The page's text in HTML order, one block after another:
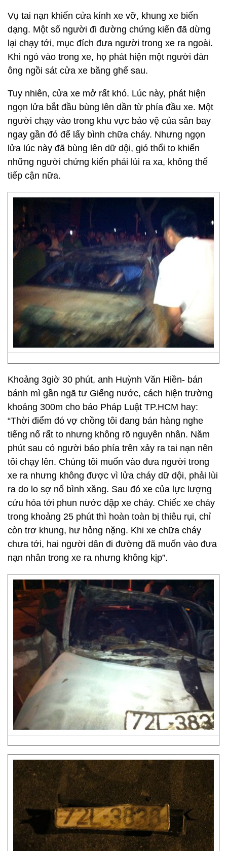
Vụ tai nạn khiến cửa kính xe vỡ, khung xe biến
dạng. Một số người đi đường chứng kiến đã dừng
lại chạy tới, mục đích đưa người trong xe ra ngoài.
Khi ngó vào trong xe, họ phát hiện một người đàn
ông ngồi sát cửa xe băng ghế sau.
Tuy nhiên, cửa xe mở rất khó. Lúc này, phát hiện
ngọn lửa bắt đầu bùng lên dần từ phía đầu xe. Một
người chạy vào trong khu vực bảo vệ của sân bay
ngay gần đó để lấy bình chữa cháy. Nhưng ngọn
lửa lúc này đã bùng lên dữ dội, gió thổi to khiến
những người chứng kiến phải lùi ra xa, không thể
tiếp cận nữa.
Khoảng 3giờ 30 phút, anh Huỳnh Văn Hiền- bán
bánh mì gần ngã tư Giếng nước, cách hiện trường
khoảng 300m cho báo Pháp Luật TP.HCM hay:
“Thời điểm đó vợ chồng tôi đang bán hàng nghe
tiếng nổ rất to nhưng không rõ nguyên nhân. Năm
phút sau có người báo phía trên xảy ra tai nạn nên
tôi chạy lên. Chúng tôi muốn vào đưa người trong
xe ra nhưng không được vì lửa cháy dữ dội, phải lùi
ra do lo sợ nổ bình xăng. Sau đó xe của lực lượng
cứu hỏa tới phun nước dập xe cháy. Chiếc xe cháy
trong khoảng 25 phút thì hoàn toàn bị thiêu rụi, chỉ
còn trơ khung, hư hỏng nặng. Khi xe chữa cháy
chưa tới, hai người dân đi đường đã muốn vào đưa
nạn nhân trong xe ra nhưng không kịp”.